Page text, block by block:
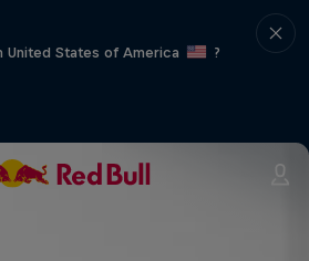
States of America
?